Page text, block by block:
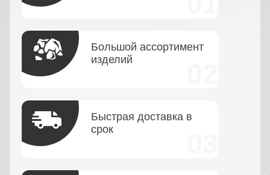
Большой ассортимент
изделий
Быстрая доставка в
срок